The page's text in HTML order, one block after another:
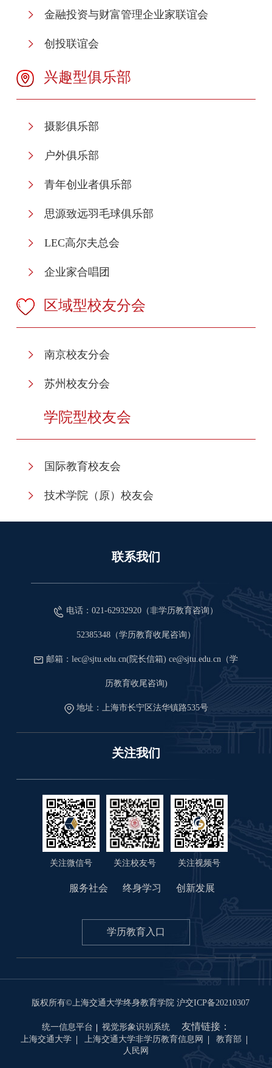
金融投资与财富管理企业家联谊会
创投联谊会
兴趣型俱乐部
摄影俱乐部
户外俱乐部
青年创业者俱乐部
思源致远羽毛球俱乐部
LEC高尔夫总会
企业家合唱团
区域型校友分会
南京校友分会
苏州校友分会
学院型校友会
国际教育校友会
技术学院（原）校友会
联系我们
电话：021-62932920（非学历教育咨询）
52385348（学历教育收尾咨询）
邮箱：lec@sjtu.edu.cn(院长信箱) ce@sjtu.edu.cn（学
历教育收尾咨询)
地址：上海市长宁区法华镇路535号
关注我们
关注微信号 关注校友号 关注视频号
服务社会 终身学习 创新发展
学历教育入口
版权所有©上海交通大学终身教育学院 沪交ICP备20210307
统一信息平台 视觉形象识别系统 友情链接：
上海交通大学 上海交通大学非学历教育信息网
教育部
人民网